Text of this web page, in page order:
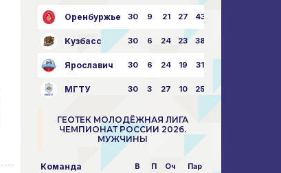
Оренбуржье 30 9 21 27 43:73
Кузбасс 30 6 24 23 38:76
Ярославич 30 6 24 19 31:80
МГТУ 30 3 27 10 25:87
ГЕОТЕК МОЛОДЁЖНАЯ ЛИГА
ЧЕМПИОНАТ РОССИИ 2026.
МУЖЧИНЫ
Команда В П Оч Пар